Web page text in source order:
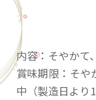
内容：そやかて
賞味期限：そや
中（製造日より